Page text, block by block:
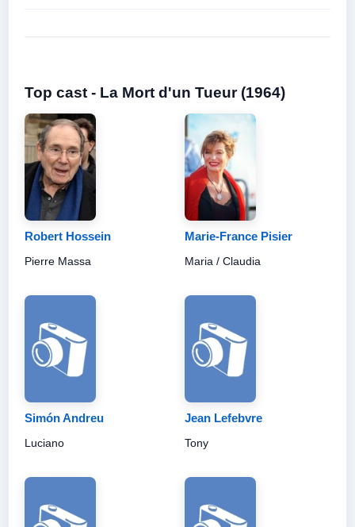
Top cast - La Mort d'un Tueur (1964)
Robert Hossein
Pierre Massa
Marie-France Pisier
Maria / Claudia
Simón Andreu
Luciano
Jean Lefebvre
Tony